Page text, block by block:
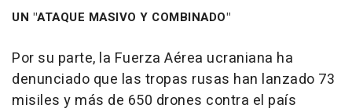
UN "ATAQUE MASIVO Y COMBINADO"
Por su parte, la Fuerza Aérea ucraniana ha
denunciado que las tropas rusas han lanzado 73
misiles y más de 650 drones contra el país